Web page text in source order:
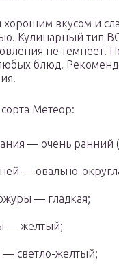
хорошим вкусом и
Кулинарный тип
не темнеет.
блюд.
Метеор:
— очень ранний
— овально-
— гладкая;
— желтый;
— светло-желтый;